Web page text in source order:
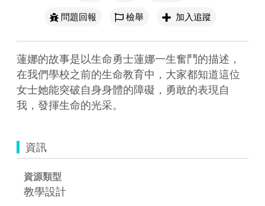
問題回報
檢舉 加入追蹤
蓮娜的故事是以生命勇士蓮娜一生奮鬥的描述，
在我們學校之前的生命教育中，大家都知道這位
女士她能突破自身身體的障礙，勇敢的表現自
我，發揮生命的光采。
資訊
資源類型
教學設計